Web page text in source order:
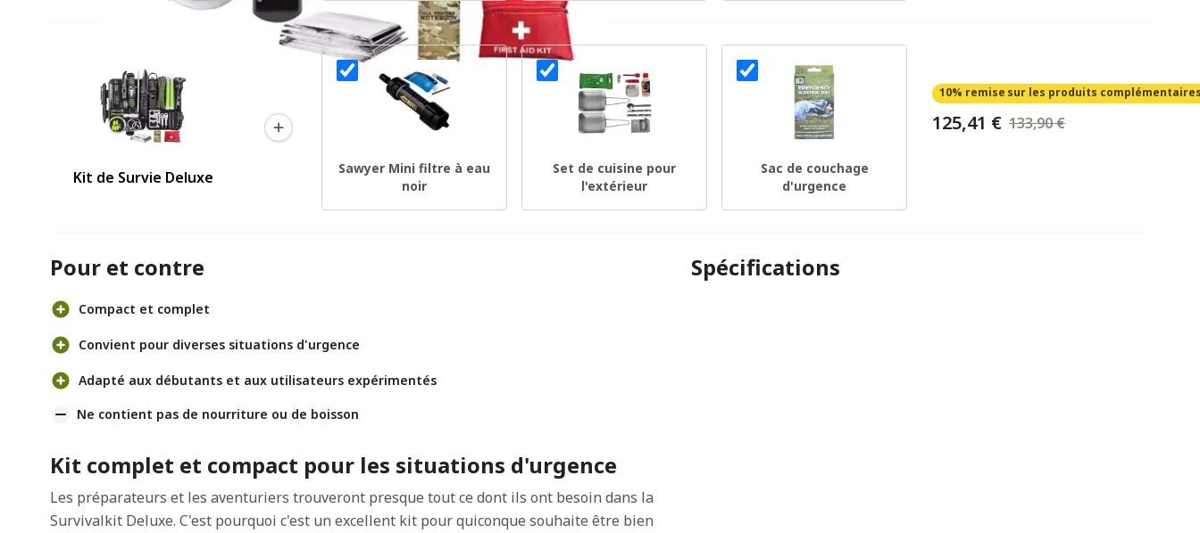
Kit de Survie Deluxe
Sawyer Mini filtre à eau
noir
Set de cuisine pour
l'extérieur
Sac de couchage
d'urgence
10% remise sur les produits
125,41 € 133,90 €
Pour et contre
Compact et complet
Convient pour diverses situations d'urgence
Adapté aux débutants et aux utilisateurs expérimentés
Ne contient pas de nourriture ou de boisson
Kit complet et compact pour les situations d'urgence
Les préparateurs et les aventuriers trouveront presque tout ce dont ils ont besoin dans la
Survivalkit Deluxe. C'est pourquoi c'est un excellent kit pour quiconque souhaite être bien
Spécifications